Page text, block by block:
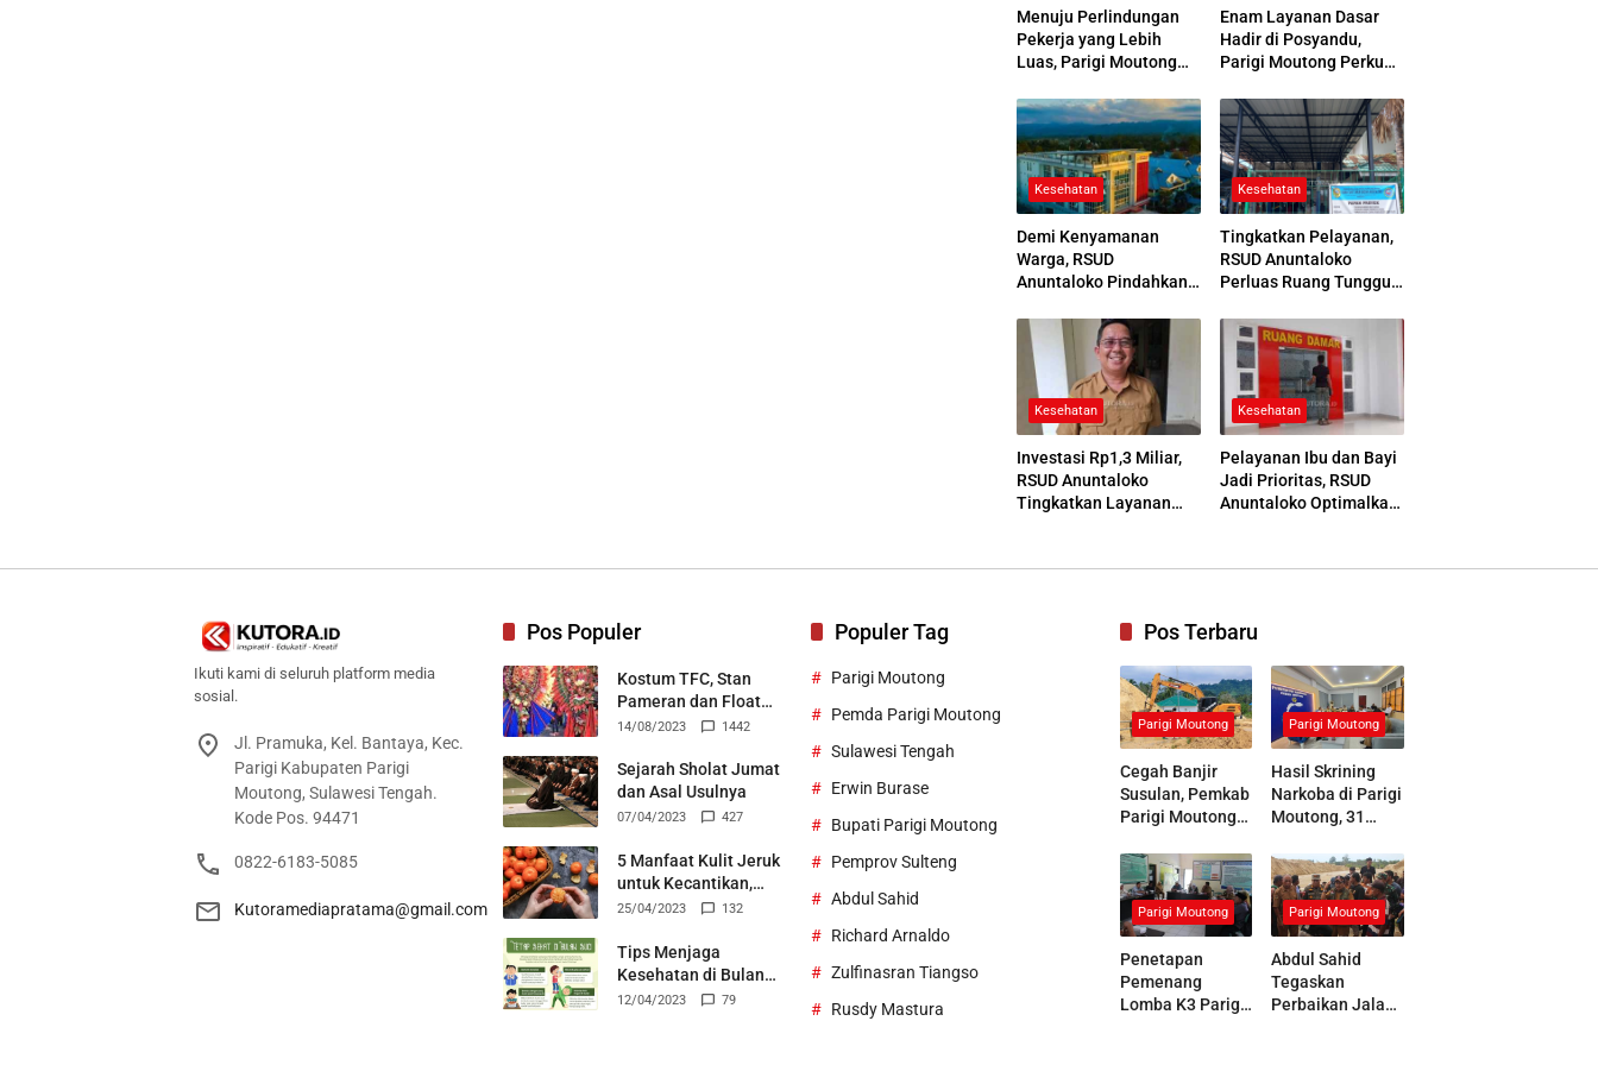
Menuju Perlindungan
Pekerja yang Lebih
Luas, Parigi Moutong
2026
Enam Layanan Dasar
Hadir di Posyandu,
Parigi Moutong Perkuat
Kesehatan
Demi Kenyamanan
Warga, RSUD
Anuntaloko Pindahkan
Jenazah
Kesehatan
Tingkatkan Pelayanan,
RSUD Anuntaloko
Perluas Ruang Tunggu
Parkir
Kesehatan
Investasi Rp1,3 Miliar,
RSUD Anuntaloko
Tingkatkan Layanan
Kesehatan
Pelayanan Ibu dan Bayi
Jadi Prioritas, RSUD
Anuntaloko Optimalkan
Ikuti kami di seluruh platform media
sosial.
Jl. Pramuka, Kel. Bantaya, Kec.
Parigi Kabupaten Parigi
Moutong, Sulawesi Tengah.
Kode Pos. 94471
0822-6183-5085
Kutoramediapratama@gmail.com
Pos Populer
Kostum TFC, Stan
Pameran dan Float
Durian Parigi Moutong
2023
14/08/2023 1442
Sejarah Sholat Jumat
dan Asal Usulnya
07/04/2023 427
5 Manfaat Kulit Jeruk
untuk Kecantikan,
Bisa Jadi Skincare
25/04/2023 132
Tips Menjaga
Kesehatan di Bulan
Suci Ramadhan
12/04/2023 79
Populer Tag
Parigi Moutong
Pemda Parigi Moutong
Sulawesi Tengah
Erwin Burase
Bupati Parigi Moutong
Pemprov Sulteng
Abdul Sahid
Richard Arnaldo
Zulfinasran Tiangso
Rusdy Mastura
Pos Terbaru
Parigi Moutong
Cegah Banjir
Susulan, Pemkab
Parigi Moutong
Berat
Normalisasi
Sungai Air Panas
Parigi Moutong
Hasil Skrining
Narkoba di Parigi
Moutong, 31
Tahap Asesmen
Parigi Moutong
Penetapan
Pemenang
Lomba K3 Parigi
Parigi Moutong
Abdul Sahid
Tegaskan
Perbaikan Jalan